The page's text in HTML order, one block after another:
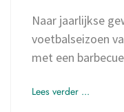
Naar jaarlijkse
voetbalseizoen
met een
Lees verder ...